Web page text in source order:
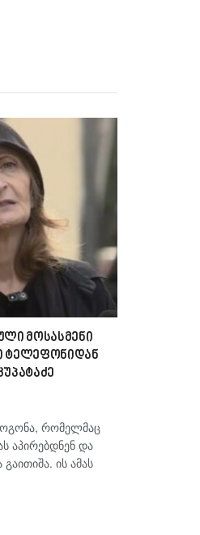
მოსასმენი
ტელეფონიდან
რომელმაც
აპირებდნენ და
ის ამას